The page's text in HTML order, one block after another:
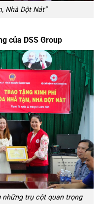
Nhà Dột Nát”
của DSS Group
trụ cột quan trọng